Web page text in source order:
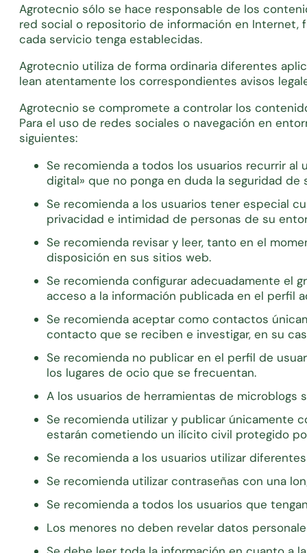
Agrotecnio sólo se hace responsable de los
red social o repositorio de información en Internet,
cada servicio tenga establecidas.
Agrotecnio utiliza de forma ordinaria diferentes
lean atentamente los correspondientes avisos
Agrotecnio se compromete a controlar los
Para el uso de redes sociales o navegación en
siguientes:
Se recomienda a todos los usuarios recurrir
digital» que no ponga en duda la seguridad de
Se recomienda a los usuarios tener especial
privacidad e intimidad de personas de su
Se recomienda revisar y leer, tanto en el
disposición en sus sitios web.
Se recomienda configurar adecuadamente el
acceso a la información publicada en el perfil
Se recomienda aceptar como contactos
contacto que se reciben e investigar, en su
Se recomienda no publicar en el perfil de
los lugares de ocio que se frecuentan.
A los usuarios de herramientas de
Se recomienda utilizar y publicar únicamente
estarán cometiendo un ilícito civil protegido
Se recomienda a los usuarios utilizar
Se recomienda utilizar contraseñas con una
Se recomienda a todos los usuarios que
Los menores no deben revelar datos